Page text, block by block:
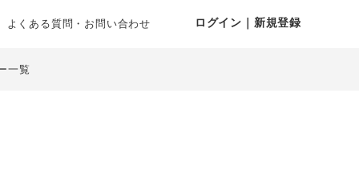
よくある質問・お問い合わせ ログイン｜新規登録
一覧